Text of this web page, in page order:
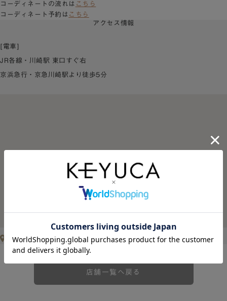
コーディネートの流れは こちら
コーディネート予約は こちら
アクセス情報
[電車]
JR各線・川崎駅 東口すぐ右
京浜急行・京急川崎駅より徒歩5分
Google map
店舗一覧へ戻る